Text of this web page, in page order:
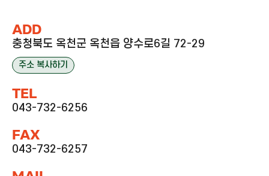
ADD
충청북도 옥천군 옥천읍 양수로6길 72-29
주소 복사하기
TEL
043-732-6256
FAX
043-732-6257